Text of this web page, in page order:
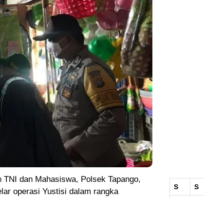
dan Mahasiswa, Polsek Tapango,
operasi Yustisi dalam rangka
S S